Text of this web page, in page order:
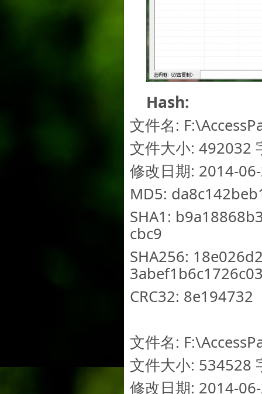
Hash:
文件名:
文件大小: 492032
修改日期: 2014-
MD5:
SHA1:
cbc9
SHA256:
CRC32: 8e194732
文件名:
文件大小: 534528
修改日期: 2014-